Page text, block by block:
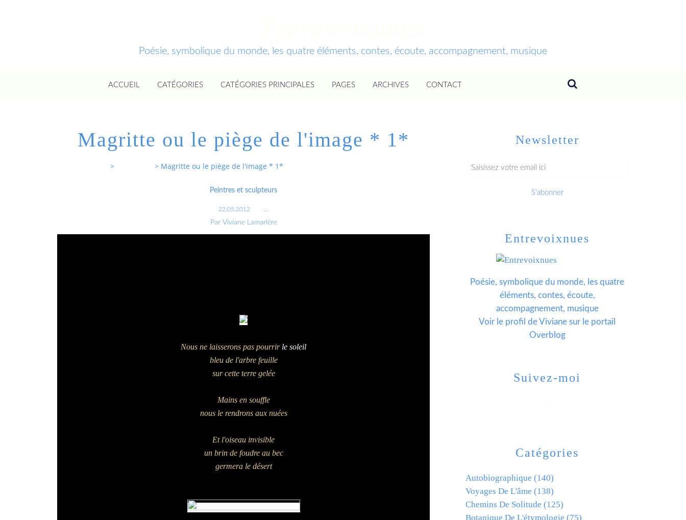
Poésie, symbolique du monde, les quatre éléments, contes, écoute, accompagnement, musique
ACCUEIL CATÉGORIES CATÉGORIES PRINCIPALES PAGES ARCHIVES CONTACT
Magritte ou le piège de l'image * 1*
> > Magritte ou le piège de l'image * 1*
Peintres et sculpteurs
22.05.2012
Par Viviane Lamarlère
Nous ne laisserons pas pourrir le soleil
bleu de l'arbre feuille
sur cette terre gelée
Mains en souffle
nous le rendrons aux nuées
Et l'oiseau invisible
un brin de foudre au bec
germera le désert
Newsletter
Catégories
Autobiographique (140)
Voyages De L'âme (138)
Chemins De Solitude (125)
Botanique De L'étymologie (75)
Entrevoixnues
Poésie, symbolique du monde, les quatre
éléments, contes, écoute,
accompagnement, musique
Voir le profil deViviane sur le portail
Overblog
Suivez-moi